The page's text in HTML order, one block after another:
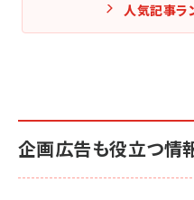
人気記事ラ
企画広告も役立つ情